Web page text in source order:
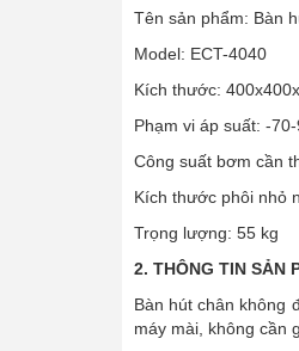
Tên sản phẩm: Bàn
Model: ECT-4040
Kích thước:
Phạm vi áp suất: -
Công suất bơm cần
Kích thước phôi nhỏ
Trọng lượng: 55 kg
2. THÔNG TIN SẢN
Bàn hút chân không
máy mài, không cần